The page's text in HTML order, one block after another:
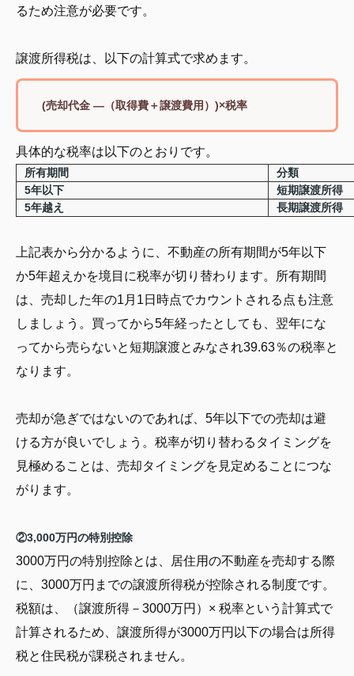
るため注意が必要です。
譲渡所得税は、以下の計算式で求めます。
(売却代金 ―（取得費＋譲渡費用）)×税率
具体的な税率は以下のとおりです。
所有期間
分類
5年以下
短期譲渡所得
5年越え
長期譲渡所得
上記表から分かるように、不動産の所有期間が5年以下
か5年超えかを境目に税率が切り替わります。所有期間
は、売却した年の1月1日時点でカウントされる点も注意
しましょう。買ってから5年経ったとしても、翌年にな
ってから売らないと短期譲渡とみなされ39.63％の税率と
なります。
売却が急ぎではないのであれば、5年以下での売却は避
ける方が良いでしょう。税率が切り替わるタイミングを
見極めることは、売却タイミングを見定めることにつな
がります。
②3,000万円の特別控除
3000万円の特別控除とは、居住用の不動産を売却する際
に、3000万円までの譲渡所得税が控除される制度です。
税額は、（譲渡所得－3000万円）× 税率という計算式で
計算されるため、譲渡所得が3000万円以下の場合は所得
税と住民税が課税されません。